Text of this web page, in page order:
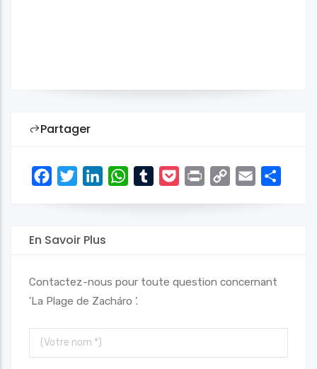
Partager
FacebookTwitterLinkedInWhatsAppTumblrPocketPrint
Copy
Email
En Savoir Plus
Contactez-nous pour toute question concernant
'La Plage de Zacháro '.
Votre
nom